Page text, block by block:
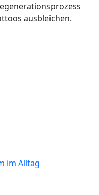
ausbleichen.
im Alltag